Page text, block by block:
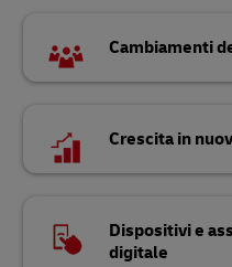
Cambiamenti
Crescita in
Dispositivi e
digitale